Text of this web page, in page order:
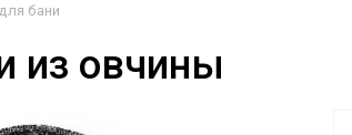
бани
из овчины